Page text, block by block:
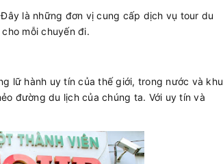
Đây là những đơn vị cung cấp dịch vụ tour du
mỗi chuyến đi.
lữ hành uy tín của thế giới, trong nước và khu
đường du lịch của chúng ta. Với uy tín và